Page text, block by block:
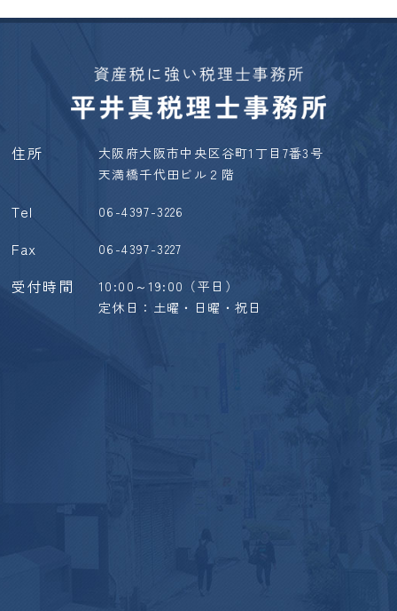
住所
大阪府大阪市中央区谷町1丁目7番3号
天満橋千代田ビル２階
Tel 06-4397-3226
Fax 06-4397-3227
受付時間
10:00～19:00（平日）
定休日：土曜・日曜・祝日